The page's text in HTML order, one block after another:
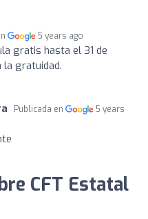
5 years ago
gratis hasta el 31 de
la gratuidad.
Publicada en
5 years
CFT Estatal